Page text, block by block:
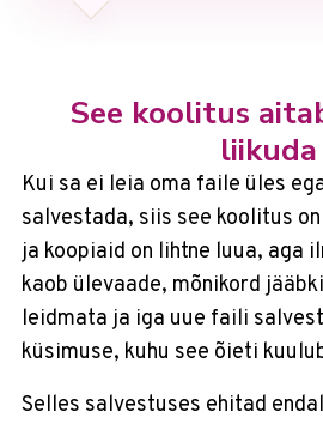
See koolitus
liikuda
Kui sa ei leia oma faile üles
salvestada, siis see koolitus
ja koopiaid on lihtne luua, aga
kaob ülevaade, mõnikord
leidmata ja iga uue faili
küsimuse, kuhu see õieti
Selles salvestuses ehitad